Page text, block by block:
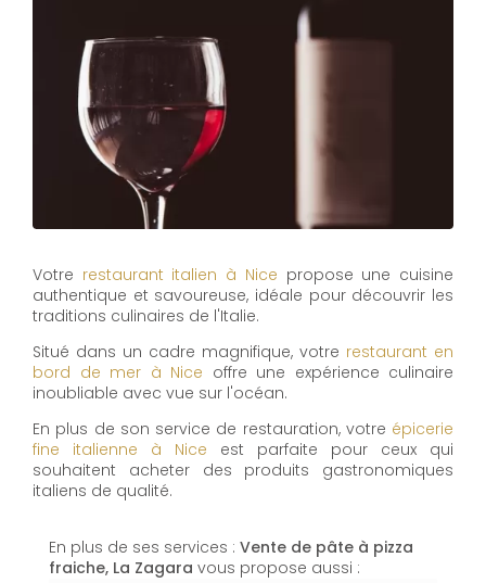
Votre restaurant italien à Nice propose une cuisine
authentique et savoureuse, idéale pour découvrir les
traditions culinaires de l'Italie.
Situé dans un cadre magnifique, votre restaurant en
bord de mer à Nice offre une expérience culinaire
inoubliable avec vue sur l'océan.
En plus de son service de restauration, votre épicerie
fine italienne à Nice est parfaite pour ceux qui
souhaitent acheter des produits gastronomiques
italiens de qualité.
En plus de ses services : Vente de pâte à pizza
fraiche, La Zagara vous propose aussi :